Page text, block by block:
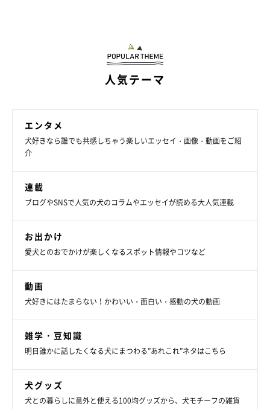
人気テーマ
エンタメ
犬好きなら誰でも共感しちゃう楽しいエッセイ・画像・動画をご紹
介
連載
ブログやSNSで人気の犬のコラムやエッセイが読める大人気連載
お出かけ
愛犬とのおでかけが楽しくなるスポット情報やコツなど
動画
犬好きにはたまらない！かわいい・面白い・感動の犬の動画
雑学・豆知識
明日誰かに話したくなる犬にまつわる”あれこれ”ネタはこちら
犬グッズ
犬との暮らしに意外と使える100均グッズから、犬モチーフの雑貨